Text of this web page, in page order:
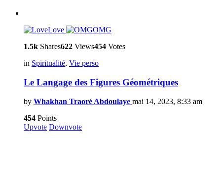
Love
OMG
1.5k Shares622 Views454 Votes
in Spiritualité, Vie perso
Le Langage des Figures Géométriques
by Whakhan Traoré Abdoulaye mai 14, 2023, 8:33 am
454 Points
Upvote Downvote